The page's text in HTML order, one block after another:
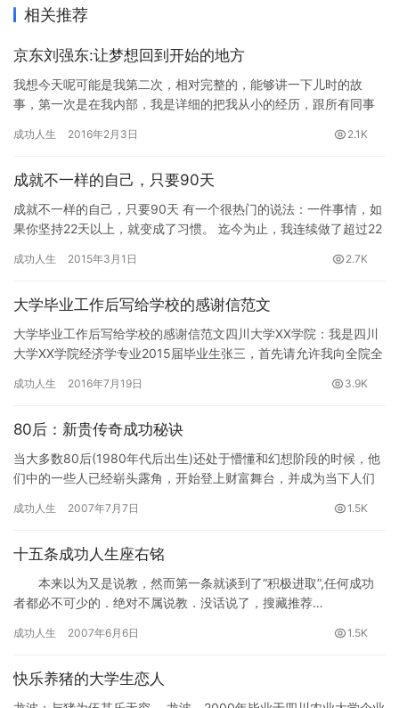
相关推荐
京东刘强东:让梦想回到开始的地方
我想今天呢可能是我第二次，相对完整的，能够讲一下儿时的故
事，第一次是在我内部，我是详细的把我从小的经历，跟所有同事
在…
成功人生 2016年2月3日 2.1K
成就不一样的自己，只要90天
成就不一样的自己，只要90天 有一个很热门的说法：一件事情，如
果你坚持22天以上，就变成了习惯。 迄今为止，我连续做了超过22
成功人生 2015年3月1日 2.7K
大学毕业工作后写给学校的感谢信范文
大学毕业工作后写给学校的感谢信范文四川大学XX学院：我是四川
大学XX学院经济学专业2015届毕业生张三，首先请允许我向全院全
成功人生 2016年7月19日 3.9K
80后：新贵传奇成功秘诀
当大多数80后(1980年代后出生)还处于懵懂和幻想阶段的时候，他
们中的一些人已经崭头露角，开始登上财富舞台，并成为当下人们
成功人生 2007年7月7日 1.5K
十五条成功人生座右铭
本来以为又是说教，然而第一条就谈到了“积极进取”,任何成功
者都必不可少的．绝对不属说教．没话说了，搜藏推荐…
成功人生 2007年6月6日 1.5K
快乐养猪的大学生恋人